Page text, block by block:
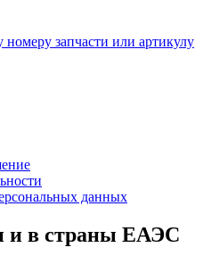
запчасти или артикулу
данных
и в страны ЕАЭС